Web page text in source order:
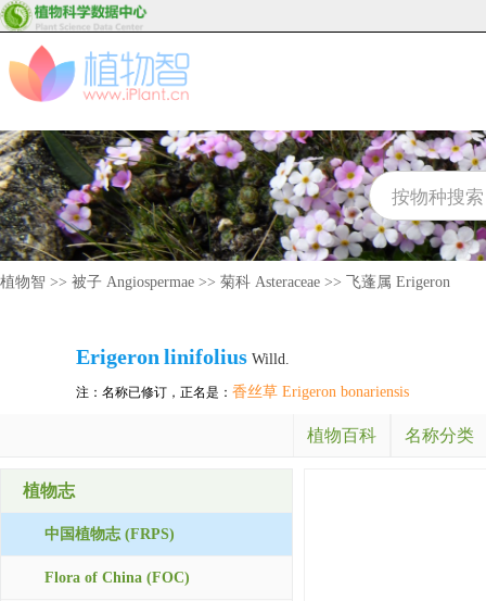
植物智 >> 被子 Angiospermae >> 菊科 Asteraceae >> 飞蓬属 Erigeron
Erigeron linifolius Willd.
注：名称已修订，正名是： 香丝草 Erigeron bonariensis
植物百科 名称分类
植物志
中国植物志 (FRPS)
Flora of China (FOC)